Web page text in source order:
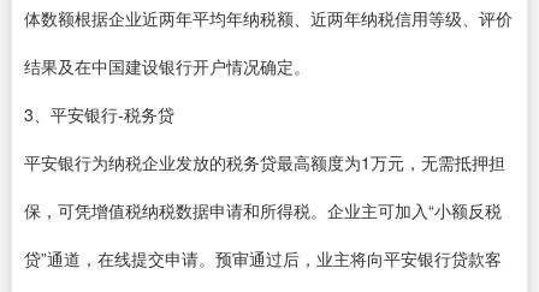
体数额根据企业近两年平均年纳税额、近两年纳税信用等级、评价
结果及在中国建设银行开户情况确定。
3、平安银行-税务贷
平安银行为纳税企业发放的税务贷最高额度为1万元，无需抵押担
保，可凭增值税纳税数据申请和所得税。企业主可加入“小额反税
贷”通道，在线提交申请。预审通过后，业主将向平安银行贷款客